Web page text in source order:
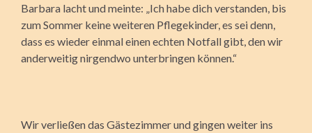
Barbara lacht und meinte: „Ich habe dich verstanden, bis
zum Sommer keine weiteren Pflegekinder, es sei denn,
dass es wieder einmal einen echten Notfall gibt, den wir
anderweitig nirgendwo unterbringen können.“
Wir verließen das Gästezimmer und gingen weiter ins